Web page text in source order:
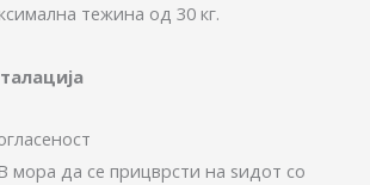
тежина од 30 кг.
мора да се прицврсти на ѕидот со